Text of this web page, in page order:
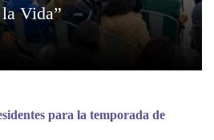
Vida”
para la temporada de